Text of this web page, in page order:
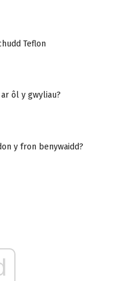
Teflon
ôl y gwyliau?
y fron benywaidd?